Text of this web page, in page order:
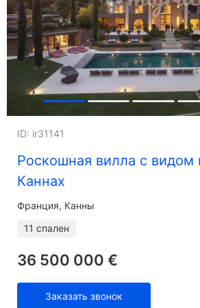
Роскошная вилла с видом
Каннах
ID: ir31141
Франция, Канны
11 спален
36 500 000 €
Заказать звонок